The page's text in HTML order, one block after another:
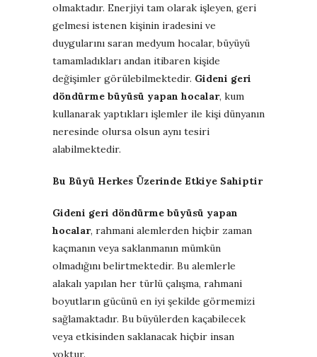
olmaktadır. Enerjiyi tam olarak işleyen, geri
gelmesi istenen kişinin iradesini ve
duygularını saran medyum hocalar, büyüyü
tamamladıkları andan itibaren kişide
değişimler görülebilmektedir. Gideni geri
döndürme büyüsü yapan hocalar, kum
kullanarak yaptıkları işlemler ile kişi dünyanın
neresinde olursa olsun aynı tesiri
alabilmektedir.
Bu Büyü Herkes Üzerinde Etkiye Sahiptir
Gideni geri döndürme büyüsü yapan
hocalar, rahmani alemlerden hiçbir zaman
kaçmanın veya saklanmanın mümkün
olmadığını belirtmektedir. Bu alemlerle
alakalı yapılan her türlü çalışma, rahmani
boyutların gücünü en iyi şekilde görmemizi
sağlamaktadır. Bu büyülerden kaçabilecek
veya etkisinden saklanacak hiçbir insan
yoktur.